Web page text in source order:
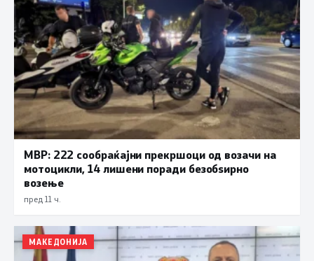
МВР: 222 сообраќајни прекршоци од возачи на
мотоцикли, 14 лишени поради безобѕирно
возење
пред 11 ч.
МАКЕДОНИЈА